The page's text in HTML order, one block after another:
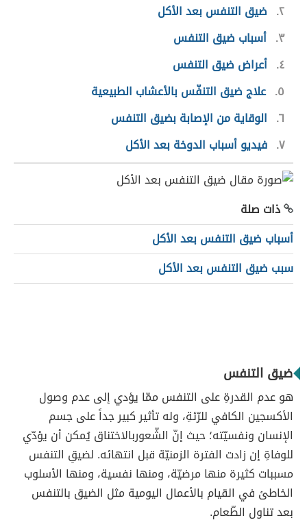
٢ ضيق التنفس بعد الأكل
٣ أسباب ضيق التنفس
٤ أعراض ضيق التنفس
٥ علاج ضيق التنفّس بالأعشاب الطبيعية
٦ الوقاية من الإصابة بضيق التنفس
٧ فيديو أسباب الدوخة بعد الأكل
ذات صلة
أسباب ضيق التنفس بعد الأكل
سبب ضيق التنفس بعد الأكل
ضيق التنفس
هو عدم القدرةِ على التنفس ممّا يؤدي إلى عدم وصول
الأكسجين الكافي للرّئةِ، وله تأثير كبير جداً على جسم
الإنسان ونفسيّته؛ حيث إنّ الشّعوربالاختناق يُمكن أن يؤدّي
للوفاةِ إن زادت الفترة الزمنيّة قبل انتهائه. لضيقِ التنفس
مسببات كثيرة منها مرضيّة، ومنها نفسية، ومنها الأسلوب
الخاطئ في القيام بالأعمال اليومية مثل الضيق بالتنفس
بعد تناول الطّعام.